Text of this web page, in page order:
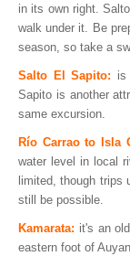
in its own right.
walk under it. Be
season, so take a
Salto El Sapito: is
Sapito is another
same excursion.
Río Carrao to Isla
water level in local
limited, though trips
still be possible.
Kamarata: it's an
eastern foot of